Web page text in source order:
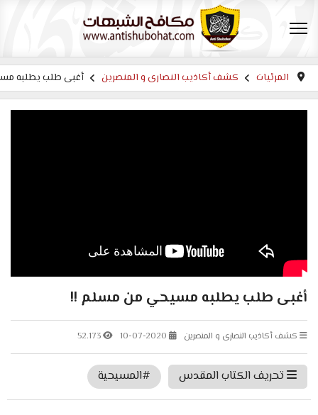
المرئيات كشف أكاذيب النصارى و المنصرين أغبى طلب يطلبه
أغبى طلب يطلبه مسيحي من مسلم !!
كشف أكاذيب النصارى و المنصرين 10-07-2020
52.173
تحريف الكتاب المقدس #المسيحية